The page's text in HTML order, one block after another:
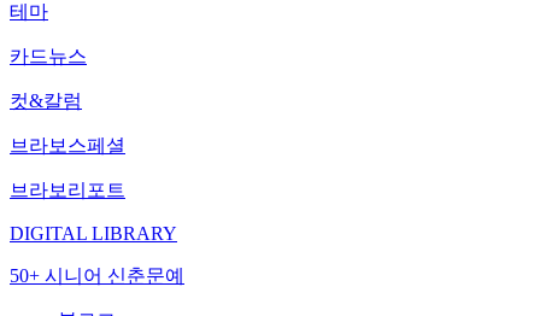
테마
카드뉴스
컷&칼럼
브라보스페셜
브라보리포트
DIGITAL LIBRARY
50+ 시니어 신춘문예